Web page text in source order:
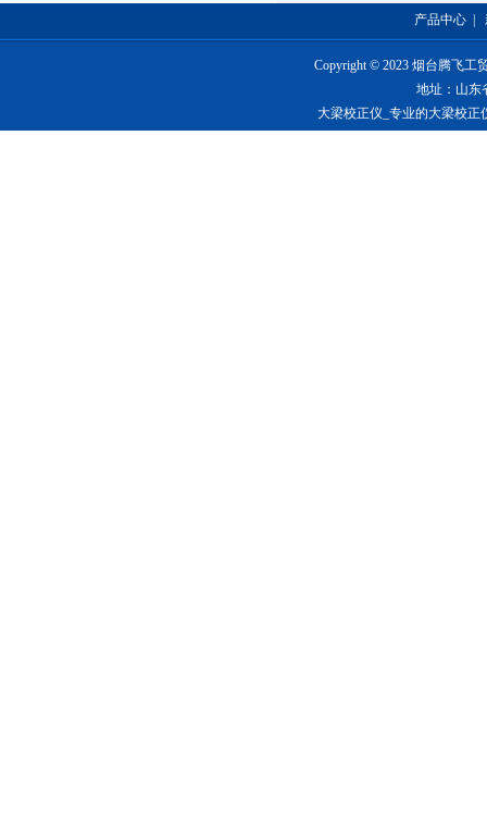
产品中心
Copyright © 2023 烟台腾飞工
地址：山东
大梁校正仪_专业的大梁校